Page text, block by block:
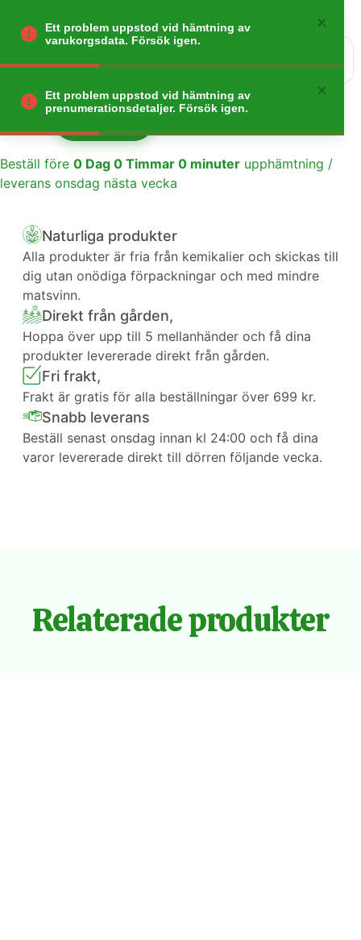
Gå tillbaka
Beställ före 0 Dag 0 Timmar 0 minuter upphämtning /
leverans onsdag nästa vecka
Naturliga produkter
Alla produkter är fria från kemikalier och skickas till
dig utan onödiga förpackningar och med mindre
matsvinn.
Direkt från gården,
Hoppa över upp till 5 mellanhänder och få dina
produkter levererade direkt från gården.
Fri frakt,
Frakt är gratis för alla beställningar över 699 kr.
Snabb leverans
Beställ senast onsdag innan kl 24:00 och få dina
varor levererade direkt till dörren följande vecka.
Relaterade produkter
Ett problem uppstod vid hämtning av
varukorgsdata. Försök igen.
Ett problem uppstod vid hämtning av
prenumerationsdetaljer. Försök igen.